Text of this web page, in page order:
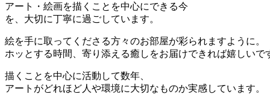
アート・絵画を描くことを中心にできる今
を、大切に丁寧に過ごしています。
絵を手に取ってくださる方々のお部屋が彩られますように。
ホッとする時間、寄り添える癒しをお届けできれば嬉しいで
描くことを中心に活動して数年、
アートがどれほど人や環境に大切なものか実感しています。